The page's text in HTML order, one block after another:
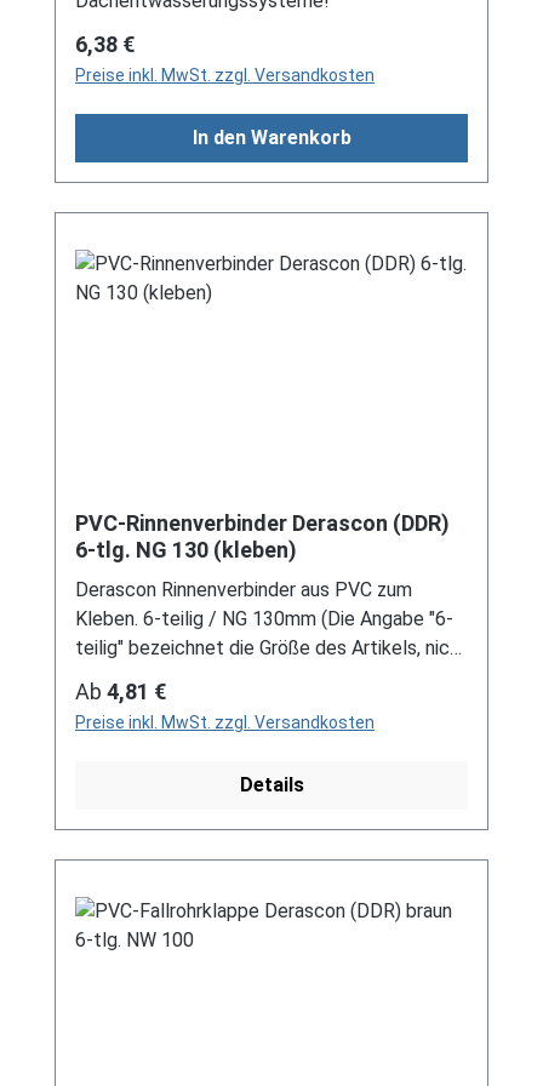
Regulärer Preis:
6,38 €
Preise inkl. MwSt. zzgl. Versandkosten
In den Warenkorb
PVC-Rinnenverbinder Derascon (DDR)
6-tlg. NG 130 (kleben)
Derascon Rinnenverbinder aus PVC zum
Kleben. 6-teilig / NG 130mm (Die Angabe "6-
teilig" bezeichnet die Größe des Artikels, nicht
die Stückzahl!) Farben: grau / braun Für DDR-
Dachrinne Es handelt sich hierbei um
Restbestände eines nicht mehr produzierten
modernen Systemen nicht kompatibel ist. Bei
Schreiben Sie uns hierzu gerne über
unser Kontaktformular oder per E-Mail
Regulärer Preis:
Ab 4,81 €
Preise inkl. MwSt. zzgl. Versandkosten
Details